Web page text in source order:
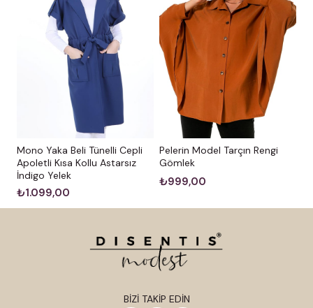
Mono Yaka Beli Tünelli Cepli
Apoletli Kısa Kollu Astarsız
İndigo Yelek
₺1.099,00
Pelerin Model Tarçın Rengi
Gömlek
₺999,00
BİZİ TAKİP EDİN